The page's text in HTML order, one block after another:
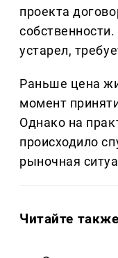
проекта
устарел,
Раньше цена
момент
Однако на
происходило
рыночная
Читайте